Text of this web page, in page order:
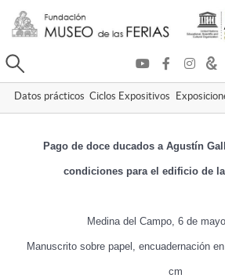
Buscar
Datos prácticos Ciclos Expositivos
Pago de doce ducados a Agustín
condiciones para el edificio de
Medina del Campo, 6 de
Manuscrito sobre papel, encuadernación
cm